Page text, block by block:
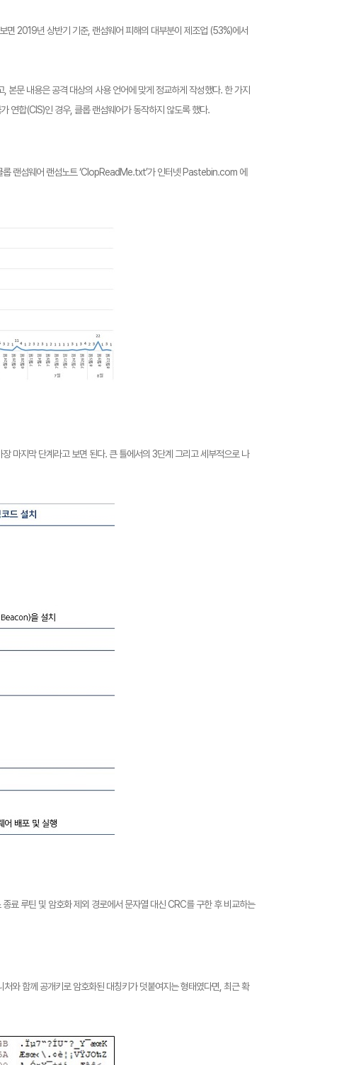
면 2019년 상반기 기준, 랜섬웨어 피해의 대부분이 제조업 (53%)에서
문 내용은 공격 대상의 사용 언어에 맞게 정교하게 작성했다. 한 가지
연합(CIS)인 경우, 클롭 랜섬웨어가 동작하지 않도록 했다.
랜섬웨어 랜섬노트 ‘ClopReadMe.txt’가 인터넷 Pastebin.com 에
마지막 단계라고 보면 된다. 큰 틀에서의 3단계 그리고 세부적으로 나
료 루틴 및 암호화 제외 경로에서 문자열 대신 CRC를 구한 후 비교하는
와 함께 공개키로 암호화된 대칭키가 덧붙여지는 형태였다면, 최근 확